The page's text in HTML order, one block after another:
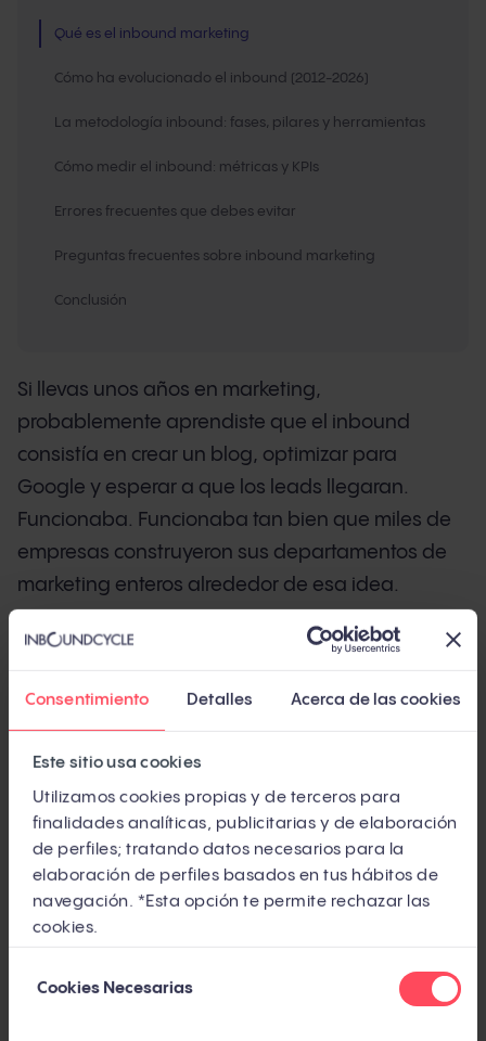
Consentimiento Detalles Acerca de las cookies
Este sitio usa cookies
Utilizamos cookies propias y de terceros para
finalidades analíticas, publicitarias y de elaboración
de perfiles; tratando datos necesarios para la
elaboración de perfiles basados en tus hábitos de
navegación. *Esta opción te permite rechazar las
cookies.
deCookies Necesarias
Qué es el inbound marketing
Cómo ha evolucionado el inbound (2012-2026)
La metodología inbound: fases, pilares y herramientas
Cómo medir el inbound: métricas y KPIs
Errores frecuentes que debes evitar
Preguntas frecuentes sobre inbound marketing
Conclusión
Si llevas unos años en marketing,
probablemente aprendiste que el inbound
consistía en crear un blog, optimizar para
Google y esperar a que los leads llegaran.
Funcionaba. Funcionaba tan bien que miles de
empresas construyeron sus departamentos de
marketing enteros alrededor de esa idea.
Pero el inbound que conocías ha cambiado. El
no generan ningún clic (SparkToro, 2024,
independiente). ChatGPT procesa entre 250 y
500 millones de consultas a la semana
(Similarweb, 2025, independiente). Y los
compradores B2B completan más del 70% de su
investigación antes de hablar con un comercial
(Forrester, independiente).
Significa que ha mutado. Y si tu estrategia sigue